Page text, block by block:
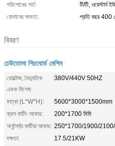
পরিশোধের শর্ত:
টি/টি, ওয়েস্টার্ন
যোগানের ক্ষমতা:
প্রতি বছর 400
বিবরণ
ঢেউতোলা পিচবোর্ড মেশিন
ভোল্টেজ, বৈদ্যুতিক
একক বিশেষ:
380V/440V 50HZ
মাত্রা (L*W*H):
5600*3000*1500mm
ক্রস কাটিং আকার:
200*1700 মিমি
অনুদৈর্ঘ্য কাটিয়া আকার: 250*1700/1900/
দক্ষতা:
17.5/21KW